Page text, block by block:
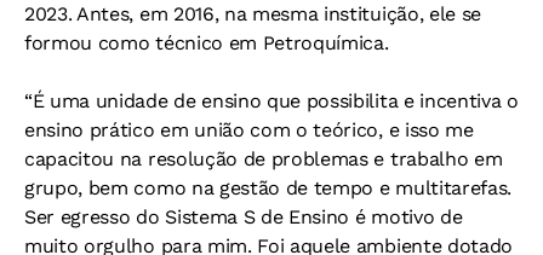
2023. Antes, em 2016, na mesma instituição, ele se
formou como técnico em Petroquímica.
“É uma unidade de ensino que possibilita e incentiva o
ensino prático em união com o teórico, e isso me
capacitou na resolução de problemas e trabalho em
grupo, bem como na gestão de tempo e multitarefas.
Ser egresso do Sistema S de Ensino é motivo de
muito orgulho para mim. Foi aquele ambiente dotado